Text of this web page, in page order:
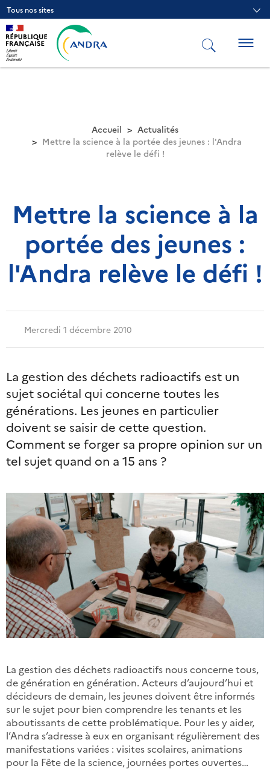
Aller
au
contenu
principal
Tous nos sites
Accueil
Actualités
Mettre la science à la portée des jeunes : l'Andra
relève le défi !
Mettre la science à la
portée des jeunes :
l'Andra relève le défi !
Mercredi 1 décembre 2010
La gestion des déchets radioactifs est un
sujet sociétal qui concerne toutes les
générations. Les jeunes en particulier
doivent se saisir de cette question.
Comment se forger sa propre opinion sur un
tel sujet quand on a 15 ans ?
La gestion des déchets radioactifs nous concerne tous,
de génération en génération. Acteurs d’aujourd’hui et
décideurs de demain, les jeunes doivent être informés
sur le sujet pour bien comprendre les tenants et les
aboutissants de cette problématique. Pour les y aider,
l’Andra s’adresse à eux en organisant régulièrement des
manifestations variées : visites scolaires, animations
pour la Fête de la science, journées portes ouvertes…